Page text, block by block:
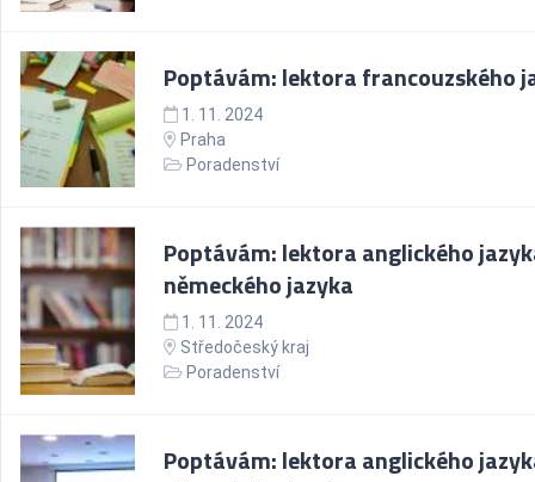
Poptávám: lektora francouzského
1. 11. 2024
Praha
Poradenství
Poptávám: lektora anglického
německého jazyka
1. 11. 2024
Středočeský kraj
Poradenství
Poptávám: lektora anglického